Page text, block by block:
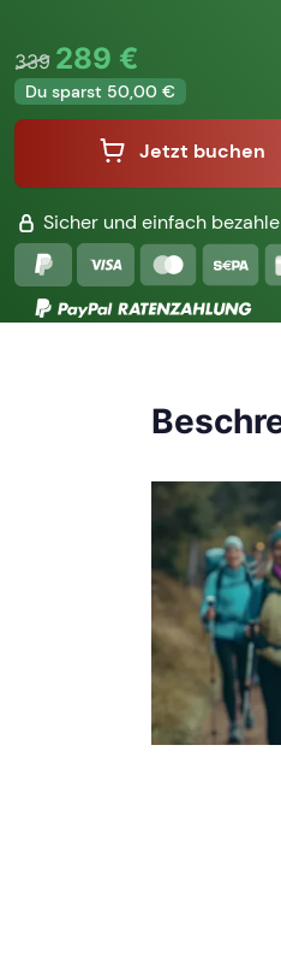
339 289 €
Du sparst 50,00 €
Jetzt buchen
Sicher und einfach